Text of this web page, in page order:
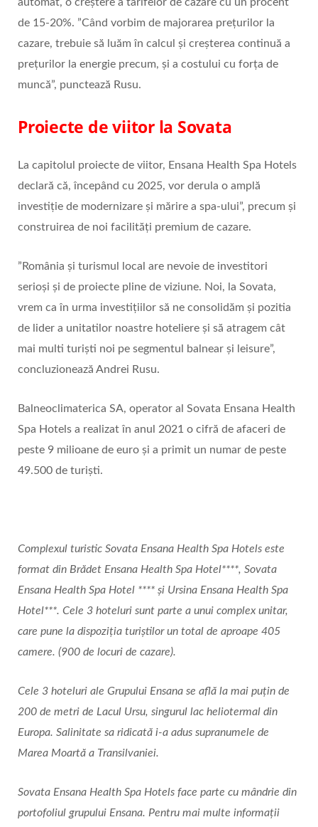
de 15-20%. ”Când vorbim de majorarea prețurilor la
cazare, trebuie să luăm în calcul și creșterea continuă a
prețurilor la energie precum, și a costului cu forța de
muncă”, punctează Rusu.
Proiecte de viitor la Sovata
La capitolul proiecte de viitor, Ensana Health Spa Hotels
declară că, începând cu 2025, vor derula o amplă
investiție de modernizare și mărire a spa-ului”, precum și
construirea de noi facilități premium de cazare.
”România și turismul local are nevoie de investitori
serioși și de proiecte pline de viziune. Noi, la Sovata,
vrem ca în urma investițiilor să ne consolidăm și pozitia
de lider a unitatilor noastre hoteliere și să atragem cât
mai multi turiști noi pe segmentul balnear și leisure”,
concluzionează Andrei Rusu.
Balneoclimaterica SA, operator al Sovata Ensana Health
Spa Hotels a realizat în anul 2021 o cifră de afaceri de
peste 9 milioane de euro și a primit un numar de peste
49.500 de turiști.
Complexul turistic Sovata Ensana Health Spa Hotels este
format din Brădet Ensana Health Spa Hotel****, Sovata
Ensana Health Spa Hotel **** şi Ursina Ensana Health Spa
Hotel***. Cele 3 hoteluri sunt parte a unui complex unitar,
care pune la dispoziția turiștilor un total de aproape 405
camere. (900 de locuri de cazare).
Cele 3 hoteluri ale Grupului Ensana se află la mai puțin de
200 de metri de Lacul Ursu, singurul lac heliotermal din
Europa. Salinitate sa ridicată i-a adus supranumele de
Marea Moartă a Transilvaniei.
Sovata Ensana Health Spa Hotels face parte cu mândrie din
portofoliul grupului Ensana. Pentru mai multe informații